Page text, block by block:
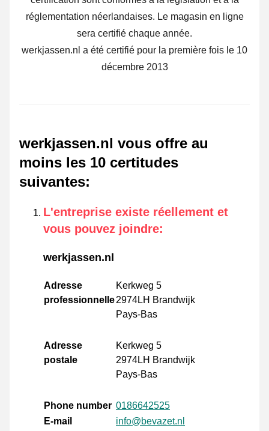
réglementation néerlandaises. Le magasin en ligne
sera certifié chaque année.
werkjassen.nl a été certifié pour la première fois le 10
décembre 2013
werkjassen.nl vous offre au
moins les 10 certitudes
suivantes:
L'entreprise existe réellement et
vous pouvez joindre:
werkjassen.nl
Adresse
professionnelle
Kerkweg 5
2974LH Brandwijk
Pays-Bas
Adresse
postale
Kerkweg 5
2974LH Brandwijk
Pays-Bas
Phone number 0186642525
E-mail
info@bevazet.nl